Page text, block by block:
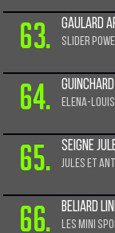
63. Gaulard
Slider
64. Guinchard
Elena-
65. Seigne
Jules et
66. Beliard
Les mini